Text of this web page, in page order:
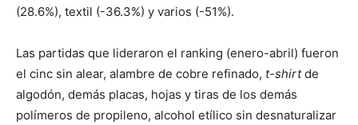
(28.6%), textil (-36.3%) y varios (-51%).
Las partidas que lideraron el ranking (enero-abril) fueron
el cinc sin alear, alambre de cobre refinado, t-shirtde
algodón, demás placas, hojas y tiras de los demás
polímeros de propileno, alcohol etílico sin desnaturalizar